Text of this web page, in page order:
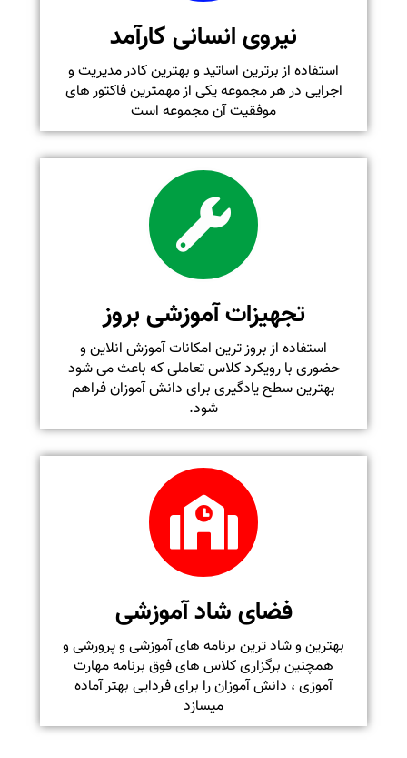
نیروی انسانی کارآمد
استفاده از برترین اساتید و بهترین کادر مدیریت و
اجرایی در هر مجموعه یکی از مهمترین فاکتور های
موفقیت آن مجموعه است
تجهیزات آموزشی بروز
استفاده از بروز ترین امکانات آموزش انلاین و
حضوری با رویکرد کلاس تعاملی که باعث می شود
بهترین سطح یادگیری برای دانش آموزان فراهم
شود.
فضای شاد آموزشی
بهترین و شاد ترین برنامه های آموزشی و پرورشی و
همچنین برگزاری کلاس های فوق برنامه مهارت
آموزی ، دانش آموزان را برای فردایی بهتر آماده
میسازد